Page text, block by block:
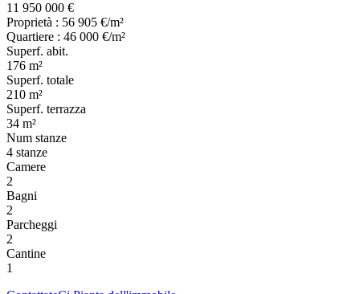
11 950 000 €
Proprietà : 56 905 €/m²
Quartiere : 46 000 €/m²
Superf. abit.
176 m²
Superf. totale
210 m²
Superf. terrazza
34 m²
Num stanze
4 stanze
Camere
2
Bagni
2
Parcheggi
2
Cantine
1